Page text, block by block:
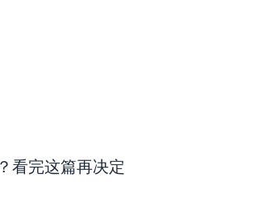
看完这篇再决定